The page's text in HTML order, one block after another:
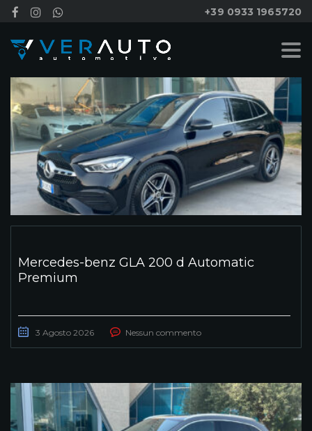
+39 0933 1965720
Mercedes-benz GLA 200 d Automatic
Premium
3 Agosto 2026 Nessun commento